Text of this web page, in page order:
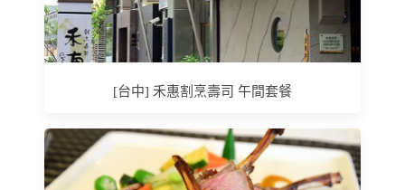
[台中] 禾惠割烹壽司 午間套餐